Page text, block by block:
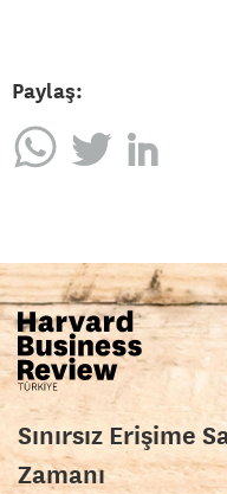
Paylaş:
Sınırsız Erişime
Zamanı